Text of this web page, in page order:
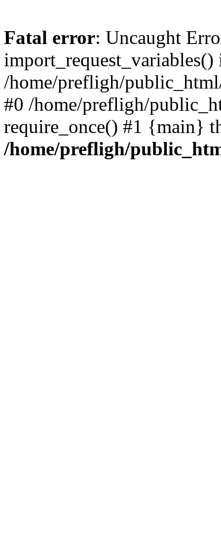
Fatal error: Uncaught
import_request_variables()
/home/prefligh/
#0 /home/prefligh/
require_once() #1 {main}
/home/prefligh/